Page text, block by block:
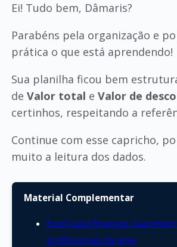
Ei! Tudo bem, Dâmaris?
Parabéns pela organização e
prática o que está aprendendo!
Sua planilha ficou bem
de Valor total e Valor de
certinhos, respeitando a
Continue com esse capricho,
muito a leitura dos dados.
Material Complementar
Excel para finanças: sua
profissionais da área